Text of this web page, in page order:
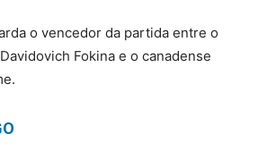
o vencedor da partida entre o
Fokina e o canadense